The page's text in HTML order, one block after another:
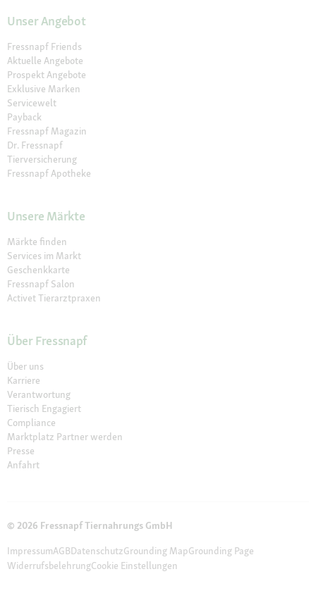
Unser Angebot
Fressnapf Friends
Aktuelle Angebote
Prospekt Angebote
Exklusive Marken
Servicewelt
Payback
Fressnapf Magazin
Dr. Fressnapf
Tierversicherung
Fressnapf Apotheke
Unsere Märkte
Märkte finden
Services im Markt
Geschenkkarte
Fressnapf Salon
Activet Tierarztpraxen
Über Fressnapf
Über uns
Karriere
Verantwortung
Tierisch Engagiert
Compliance
Marktplatz Partner werden
Presse
Anfahrt
© 2026 Fressnapf Tiernahrungs GmbH
ImpressumAGBDatenschutzGrounding MapGrounding Page
WiderrufsbelehrungCookie Einstellungen